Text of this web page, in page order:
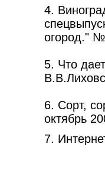
4.
огород."
5. Что
6. Сорт,
октябрь
7.